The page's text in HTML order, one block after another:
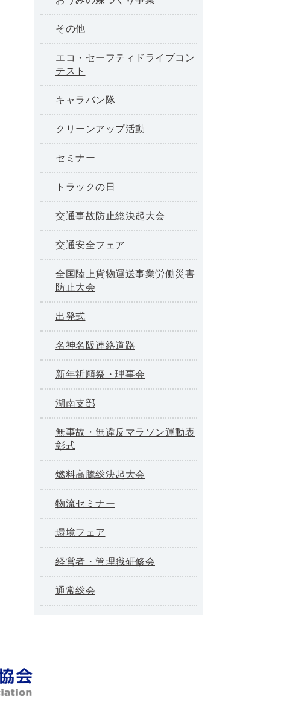
その他
エコ・セーフティドライブコン
テスト
キャラバン隊
クリーンアップ活動
セミナー
トラックの日
交通事故防止総決起大会
交通安全フェア
全国陸上貨物運送事業労働災害
防止大会
出発式
名神名阪連絡道路
新年祈願祭・理事会
湖南支部
無事故・無違反マラソン運動表
彰式
燃料高騰総決起大会
物流セミナー
環境フェア
経営者・管理職研修会
通常総会